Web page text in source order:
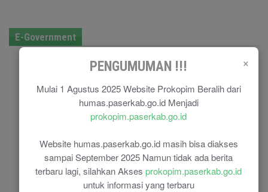
×
PENGUMUMAN !!!
Mulai 1 Agustus 2025 Website Prokopim Beralih dari
humas.paserkab.go.id Menjadi
prokopim.paserkab.go.id
Website humas.paserkab.go.id masih bisa diakses
sampai September 2025 Namun tidak ada berita
terbaru lagi, silahkan Akses prokopim.paserkab.go.id
untuk informasi yang terbaru
E-Government